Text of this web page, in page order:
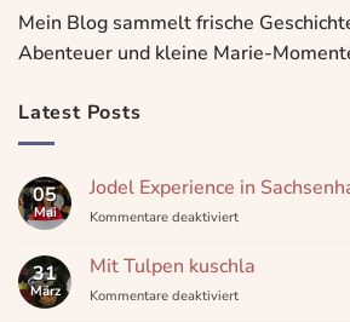
Mein Blog sammelt frische
Abenteuer und kleine Marie-
Latest Posts
05
Mai
Jodel Experience in
Kommentare deaktiviertfür
Experience
in
Sachsenhausen
31
März
Mit Tulpen kuschla
Kommentare deaktiviertfür